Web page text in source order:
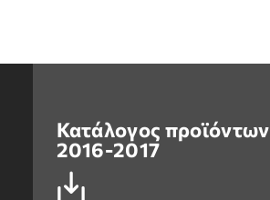
Κατάλογος προϊόντων
2016-2017